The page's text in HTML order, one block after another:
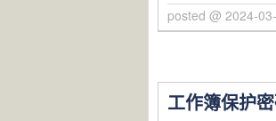
posted @ 2024-
工作簿保护